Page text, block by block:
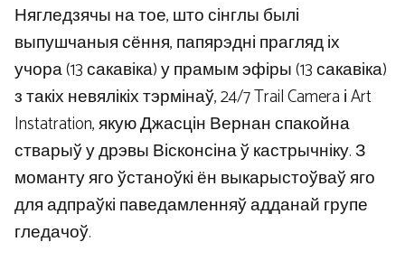
Нягледзячы на ​​тое, што сінглы былі
выпушчаныя сёння, папярэдні прагляд іх
учора (13 сакавіка) у прамым эфіры (13 сакавіка)
з такіх невялікіх тэрмінаў, 24/7 Trail Camera і Art
Instatration, якую Джасцін Вернан спакойна
стварыў у дрэвы Вісконсіна ў кастрычніку. З
моманту яго ўстаноўкі ён выкарыстоўваў яго
для адпраўкі паведамленняў адданай групе
гледачоў.